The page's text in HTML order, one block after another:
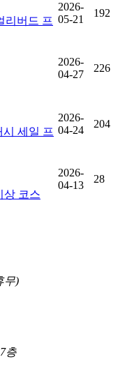
리버드 프
2026-
05-21
192
2026-
04-27
226
시 세일 프
2026-
04-24
204
상 코스
2026-
04-13
28
무)
층